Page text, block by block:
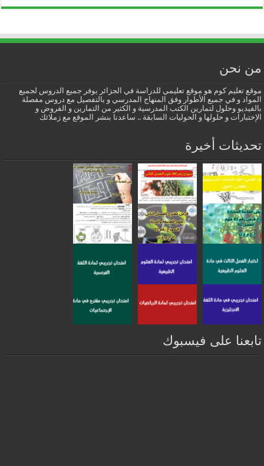
من نحن
موقع تعليم كوم هو موقع تعليمي للدراسة في الجزائر يوفر جميع الدروس لجميع
المواد و في جميع الأطوار وفق المنهاج المدرسي و بالتفصيل مع دروس مفصلة
بالفيديو وحلول لتمارين الكتب المدرسية و الكثير من التمارين و الفروض و
الإختبارات و حلولها و الحوليات السابقة .. ساعدنا بنشر الموقع مع زملائك
تحديثات أخيرة
تابعنا على فيسبوك